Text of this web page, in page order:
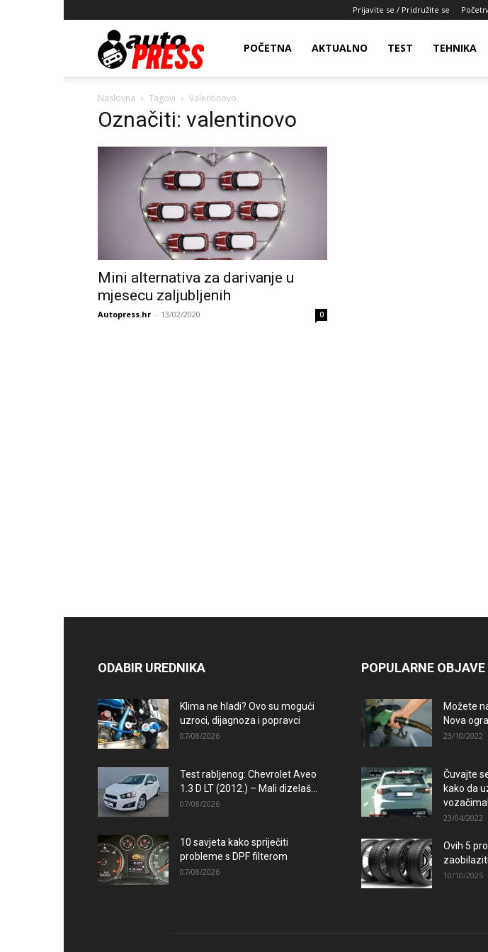
Prijavite se / Pridružite se
AutopressHRPOČETNA AKTUALNO TEST TEHNIKA
Naslovna Tagovi Valentinovo
Označiti: valentinovo
Mini alternativa za darivanje u
mjesecu zaljubljenih
Autopress.hr - 13/02/2020 0
ODABIR UREDNIKA
Klima ne hladi? Ovo su mogući
uzroci, dijagnoza i popravci
07/08/2026
Test rabljenog: Chevrolet Aveo
1.3 D LT (2012.) – Mali dizelaš...
07/08/2026
10 savjeta kako spriječiti
probleme s DPF filterom
07/08/2026
POPULARNE OBJAVE
Možete
Nova
23/10/2022
Čuvajte
kako da
vozačima!
23/04/2022
Ovih 5
10/10/2025